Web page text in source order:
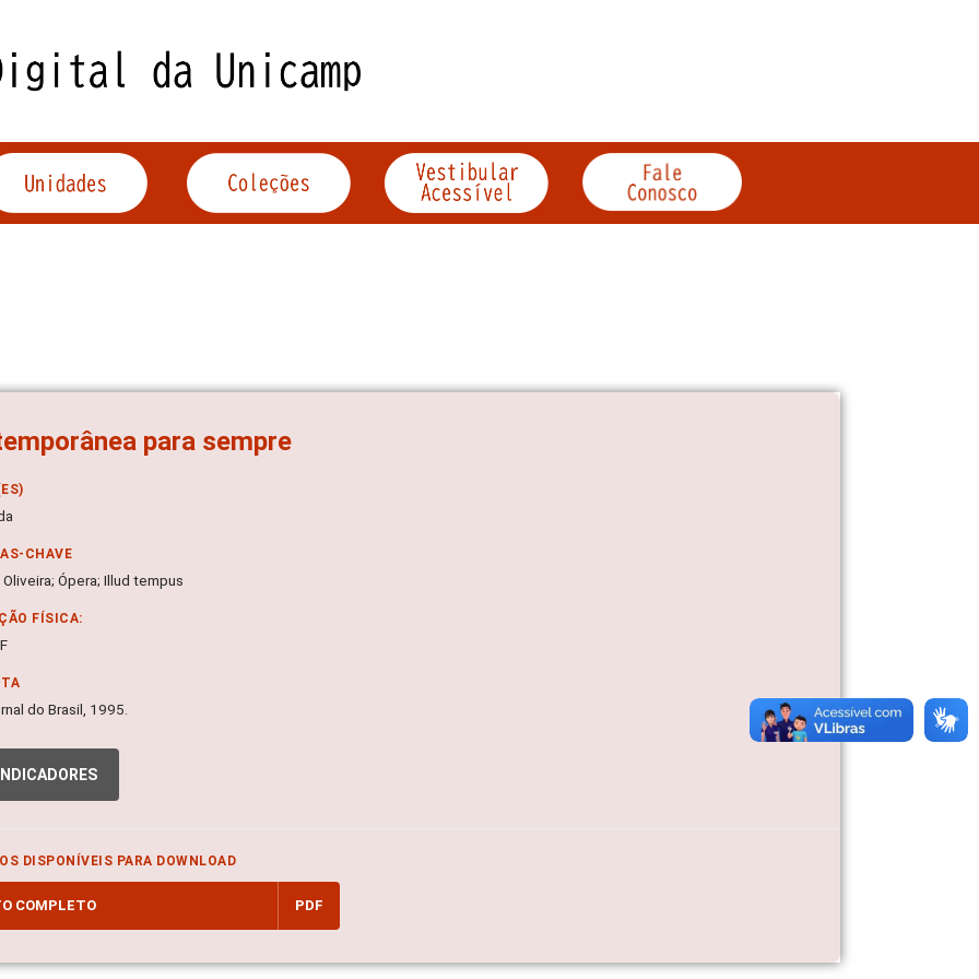
para sempre
CHAVE
Ópera; Illud tempus
FÍSICA:
do Brasil, 1995.
INDICADORES
DISPONÍVEIS PARA DOWNLOAD
COMPLETO PDF